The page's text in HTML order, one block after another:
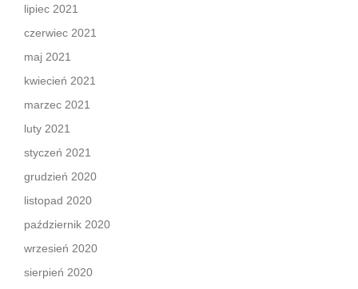
lipiec 2021
czerwiec 2021
maj 2021
kwiecień 2021
marzec 2021
luty 2021
styczeń 2021
grudzień 2020
listopad 2020
październik 2020
wrzesień 2020
sierpień 2020